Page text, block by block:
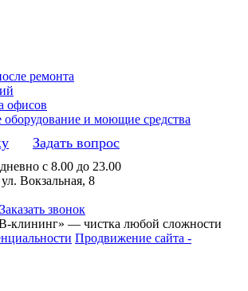
ремонта
офисов
и моющие средства
Задать вопрос
с 8.00 до 23.00
Вокзальная, 8
Заказать звонок
клининг» — чистка любой сложности
Продвижение сайта -